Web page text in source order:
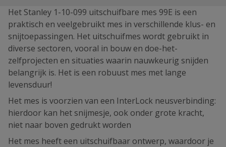
Het Stanley 1-10-099 uitschuifbare mes 99E is een
praktisch en veelgebruikt mes in verschillende klus- en
snijtoepassingen. Het uitschuifmes wordt gebruikt in
diverse sectoren, vooral in bouw en doe-het-
zelfprojecten en situaties waarin nauwkeurig snijden
belangrijk is. Het is een robuust mes met lange
levensduur!
Het mes is voorzien van een InterLock neusverbinding:
hierdoor kan het snijmesje, ook onder grote kracht,
niet naar boven gedrukt worden
Het mes heeft een uitschuifbaar ontwerp, waardoor je